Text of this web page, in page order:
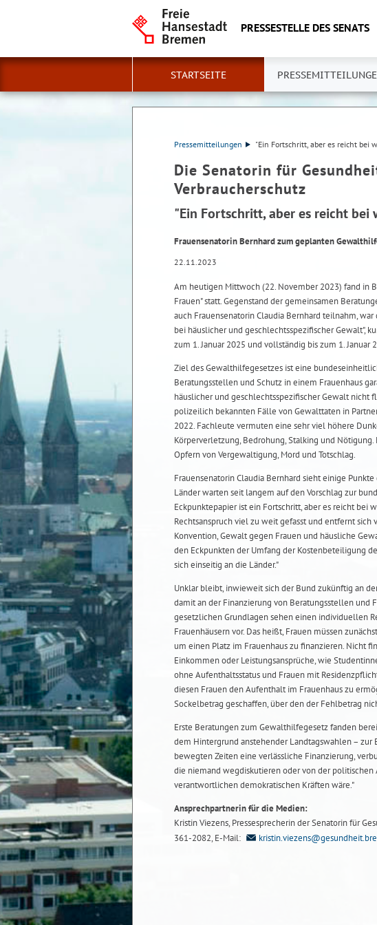
PRESSESTELLE DES SENATS
STARTSEITE
Pressemitteilungen "Ein Fortschritt, aber es reicht bei
Die Senatorin für
Verbraucherschutz
"Ein Fortschritt, aber es reicht bei
Frauensenatorin Bernhard zum geplanten
22.11.2023
Am heutigen Mittwoch (22. November 2023) fand in
Frauen" statt. Gegenstand der gemeinsamen
auch Frauensenatorin Claudia Bernhard teilnahm,
bei häuslicher und geschlechtsspezifischer Gewalt",
zum 1. Januar 2025 und vollständig bis zum 1. Januar
Ziel des Gewalthilfegesetzes ist eine
Beratungsstellen und Schutz in einem Frauenhaus
häuslicher und geschlechtsspezifischer Gewalt
polizeilich bekannten Fälle von Gewalttaten in
2022. Fachleute vermuten eine sehr viel höhere
Körperverletzung, Bedrohung, Stalking und
Opfern von Vergewaltigung, Mord und Totschlag.
Frauensenatorin Claudia Bernhard sieht einige
Länder warten seit langem auf den Vorschlag zur
Eckpunktepapier ist ein Fortschritt, aber es reicht bei
Rechtsanspruch viel zu weit gefasst und entfernt
Konvention, Gewalt gegen Frauen und häusliche
den Eckpunkten der Umfang der Kostenbeteiligung
sich einseitig an die Länder."
Unklar bleibt, inwieweit sich der Bund zukünftig an
damit an der Finanzierung von Beratungsstellen
gesetzlichen Grundlagen sehen einen individuellen
Frauenhäusern vor. Das heißt, Frauen müssen
um einen Platz im Frauenhaus zu finanzieren. Nicht
Einkommen oder Leistungsansprüche, wie
ohne Aufenthaltsstatus und Frauen mit
diesen Frauen den Aufenthalt im Frauenhaus zu
Sockelbetrag geschaffen, über den der Fehlbetrag
Erste Beratungen zum Gewalthilfegesetz fanden
dem Hintergrund anstehender Landtagswahlen – zur
bewegten Zeiten eine verlässliche Finanzierung,
die niemand wegdiskutieren oder von der politischen
verantwortlichen demokratischen Kräften wäre."
Ansprechpartnerin für die Medien:
Kristin Viezens, Pressesprecherin der Senatorin für
361-2082, E-Mail: